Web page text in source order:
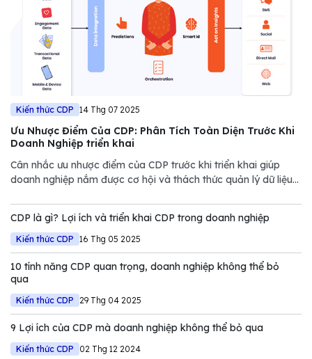
Kiến thức CDP 14 Thg 07 2025
Ưu Nhược Điểm Của CDP: Phân Tích Toàn Diện Trước Khi
Doanh Nghiệp triển khai
Cân nhắc ưu nhược điểm của CDP trước khi triển khai giúp
doanh nghiệp nắm được cơ hội và thách thức quản lý dữ liệu
CDP là gì? Lợi ích và triển khai CDP trong doanh nghiệp
Kiến thức CDP 16 Thg 05 2025
10 tính năng CDP quan trọng, doanh nghiệp không thể bỏ
qua
Kiến thức CDP 29 Thg 04 2025
9 Lợi ích của CDP mà doanh nghiệp không thể bỏ qua
Kiến thức CDP 02 Thg 12 2024